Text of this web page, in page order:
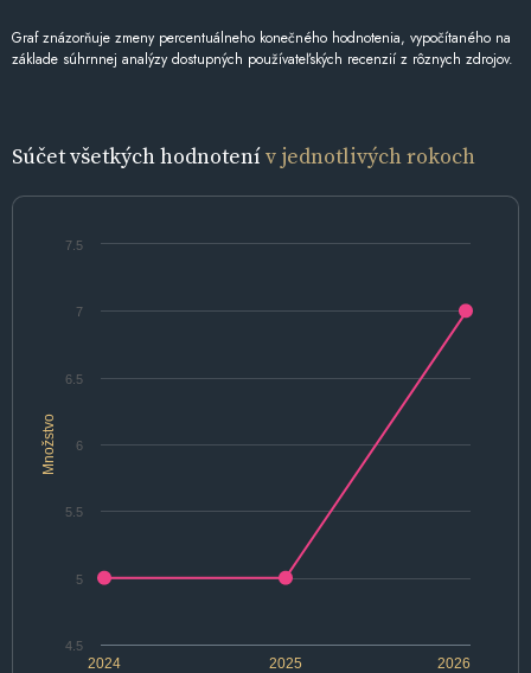
Graf znázorňuje zmeny percentuálneho konečného hodnotenia, vypočítaného na
základe súhrnnej analýzy dostupných používateľských recenzií z rôznych zdrojov.
Súčet všetkých hodnotenív jednotlivých rokoch
Množstvo
2024 2026
2025
4.5
5
5.5
6
6.5
7
7.5